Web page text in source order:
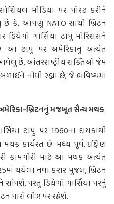
મીડિયા પર પોસ્ટ કરીને
કે, ‘આપણું NATO સાથી બ્રિટન
ગાર્સિયા ટાપુ મોરિશસને
આ ટાપુ પર અમેરિકાનું અત્યંત
છે. આંતરરાષ્ટ્રીય શક્તિઓ જેમ
નોંધી રહ્યા છે, જે ભવિષ્યમાં
અમેરિકા-બ્રિટનનું મજબૂત સૈન્ય મથક
ટાપુ પર 1960ના દાયકાથી
કાર્યરત છે. મધ્ય પૂર્વ, દક્ષિણ
કામગીરી માટે આ મથક અત્યંત
થયેલા નવા કરાર મુજબ, બ્રિટન
પરંતુ ડિયેગો ગાર્સિયા પરનું
પાસે લીઝ પર રહેશે.